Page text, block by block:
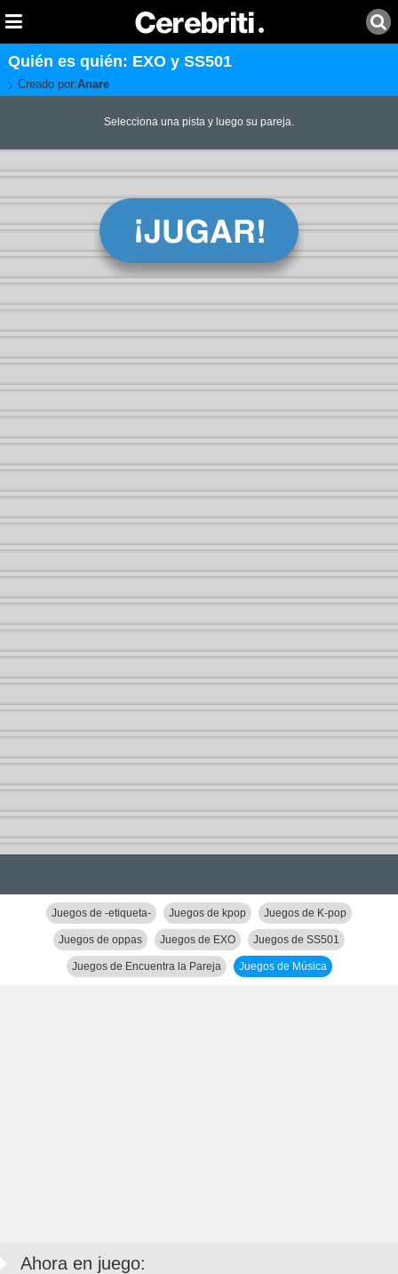
Quién es quién: EXO y SS501
Creado por:Anare
Selecciona una pista y luego su pareja.
Juegos de -etiqueta- Juegos de kpop Juegos de K-pop
Juegos de oppas Juegos de EXO Juegos de SS501
Juegos de Encuentra la Pareja Juegos de Música
Ahora en juego: